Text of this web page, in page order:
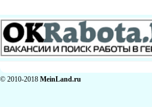
© 2010-2018 MeinLand.ru